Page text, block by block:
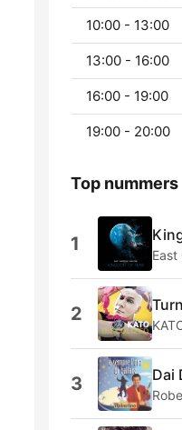
10:00 - 13:00
13:00 - 16:00
16:00 - 19:00
19:00 - 20:00
Top nummers
1 East
2
3 Dai